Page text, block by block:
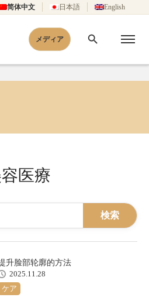
简体中文 日本語 English
メディア
医療
検索
升脸部轮廓的方法
2025.11.28
ケア